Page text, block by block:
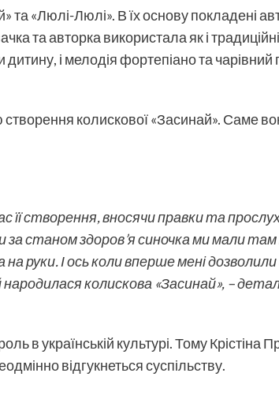
«Люлі-Люлі». В їх основу покладені
та авторка використала як і
і мелодія фортепіано та чарівний
створення колискової «Засинай». Саме
її створення, вносячи правки та
за станом здоров’я синочка ми мали
на руки. І ось коли вперше мені
колискова «Засинай», –
в українській культурі. Тому Крістіна
відгукнеться суспільству.